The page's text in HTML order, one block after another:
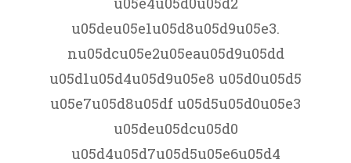
u05deu05e1u05d8u05d9u05e3.
nu05dcu05e2u05eau05d9u05dd
u05d1u05d4u05d9u05e8 u05d0u05d5
u05e7u05d8u05df u05d5u05d0u05e3
u05deu05dcu05d0
u05d4u05d7u05d5u05e6u05d4